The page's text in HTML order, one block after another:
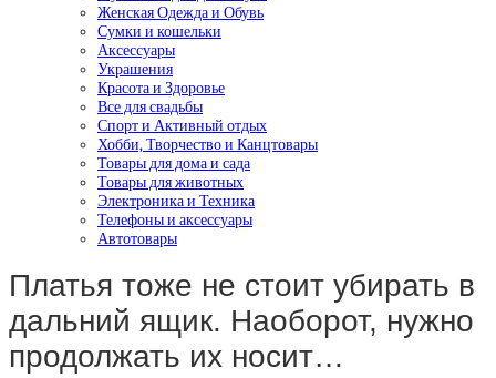
Женская Одежда и Обувь
Сумки и кошельки
Аксессуары
Украшения
Красота и Здоровье
Все для свадьбы
Спорт и Активный отдых
Хобби, Творчество и Канцтовары
Товары для дома и сада
Товары для животных
Электроника и Техника
Телефоны и аксессуары
Автотовары
Платья тоже не стоит убирать в
дальний ящик. Наоборот, нужно
продолжать их носит…